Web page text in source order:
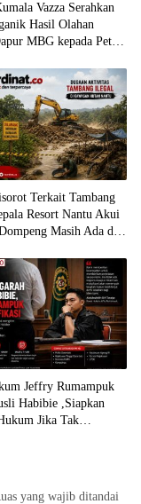
Vazza Serahkan
Hasil Olahan
MBG kepada Petani
Terkait Tambang
Resort Nantu Akui
Masih Ada di
Jeffry Rumampuk
Habibie ,Siapkan
Jika Tak
yang wajib ditandai